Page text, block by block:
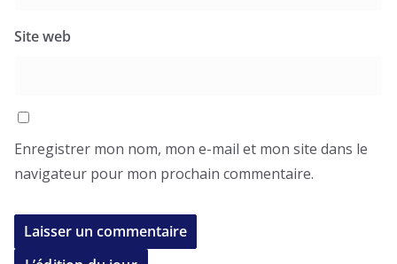
Site web
Enregistrer mon nom, mon e-mail et mon site dans le
navigateur pour mon prochain commentaire.